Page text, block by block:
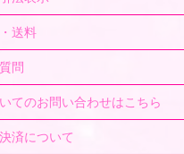
送料
問
てのお問い合わせはこちら
済について